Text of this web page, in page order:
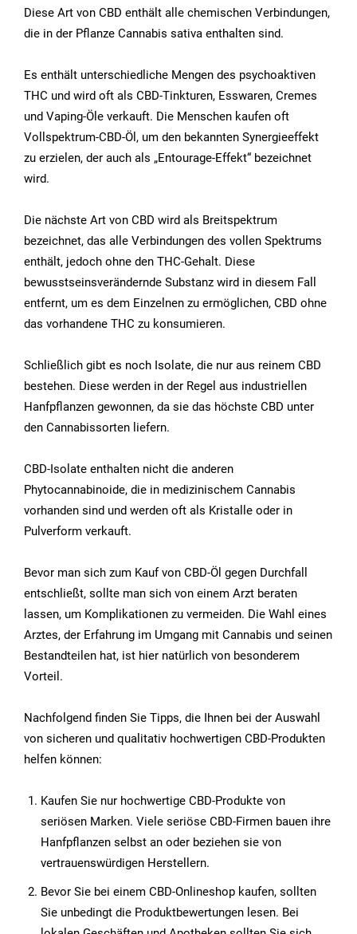
Diese Art von CBD enthält alle chemischen Verbindungen,
die in der Pflanze Cannabis sativa enthalten sind.
Es enthält unterschiedliche Mengen des psychoaktiven
THC und wird oft als CBD-Tinkturen, Esswaren, Cremes
und Vaping-Öle verkauft. Die Menschen kaufen oft
Vollspektrum-CBD-Öl, um den bekannten Synergieeffekt
zu erzielen, der auch als „Entourage-Effekt“ bezeichnet
wird.
Die nächste Art von CBD wird als Breitspektrum
bezeichnet, das alle Verbindungen des vollen Spektrums
enthält, jedoch ohne den THC-Gehalt. Diese
bewusstseinsverändernde Substanz wird in diesem Fall
entfernt, um es dem Einzelnen zu ermöglichen, CBD ohne
das vorhandene THC zu konsumieren.
Schließlich gibt es noch Isolate, die nur aus reinem CBD
bestehen. Diese werden in der Regel aus industriellen
Hanfpflanzen gewonnen, da sie das höchste CBD unter
den Cannabissorten liefern.
CBD-Isolate enthalten nicht die anderen
Phytocannabinoide, die in medizinischem Cannabis
vorhanden sind und werden oft als Kristalle oder in
Pulverform verkauft.
Bevor man sich zum Kauf von CBD-Öl gegen Durchfall
entschließt, sollte man sich von einem Arzt beraten
lassen, um Komplikationen zu vermeiden. Die Wahl eines
Arztes, der Erfahrung im Umgang mit Cannabis und seinen
Bestandteilen hat, ist hier natürlich von besonderem
Vorteil.
Nachfolgend finden Sie Tipps, die Ihnen bei der Auswahl
von sicheren und qualitativ hochwertigen CBD-Produkten
helfen können:
Kaufen Sie nur hochwertige CBD-Produkte von
seriösen Marken. Viele seriöse CBD-Firmen bauen ihre
Hanfpflanzen selbst an oder beziehen sie von
vertrauenswürdigen Herstellern.
Bevor Sie bei einem CBD-Onlineshop kaufen, sollten
Sie unbedingt die Produktbewertungen lesen. Bei